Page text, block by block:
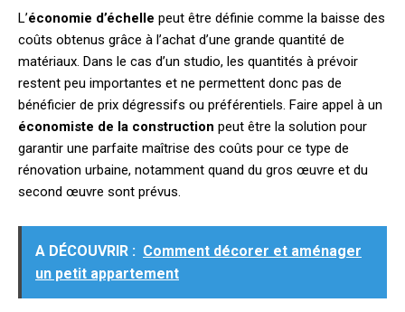
L’économie d’échelle peut être définie comme la baisse des
coûts obtenus grâce à l’achat d’une grande quantité de
matériaux. Dans le cas d’un studio, les quantités à prévoir
restent peu importantes et ne permettent donc pas de
bénéficier de prix dégressifs ou préférentiels. Faire appel à un
économiste de la construction peut être la solution pour
garantir une parfaite maîtrise des coûts pour ce type de
rénovation urbaine, notamment quand du gros œuvre et du
second œuvre sont prévus.
A DÉCOUVRIR : Comment décorer et aménager
un petit appartement